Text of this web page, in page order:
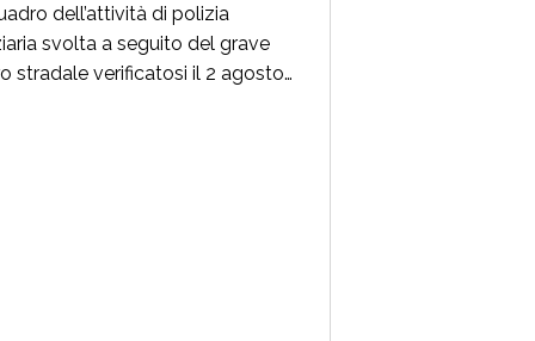
dell’attività di polizia
svolta a seguito del grave
stradale verificatosi il 2 agosto